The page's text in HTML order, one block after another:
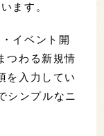
ます。
イベント開
つわる新規情
を入力してい
シンプルなニ